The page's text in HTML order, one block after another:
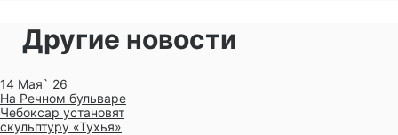
Другие новости
14 Мая` 26
На Речном бульваре
Чебоксар установят
скульптуру «Тухья»